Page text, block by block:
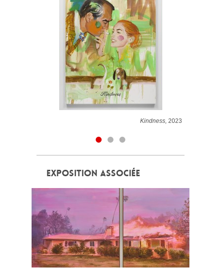
Kindness, 2023
EXPOSITION ASSOCIÉE